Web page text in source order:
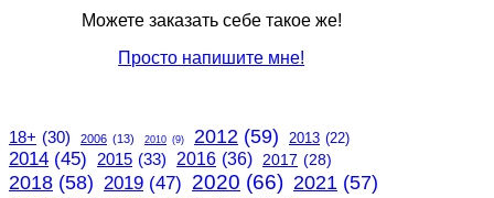
Можете заказать себе такое же!
Просто напишите мне!
18+ (30) 2006 (13) 2010 (9) 2012 (59) 2013 (22)
2014 (45) 2015 (33) 2016 (36) 2017 (28)
2018 (58) 2019 (47) 2020 (66) 2021 (57)